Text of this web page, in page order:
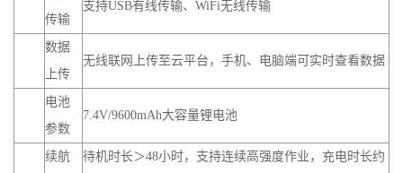
传输
支持USB有线传输、WiFi无线传输
数据
上传
无线联网上传至云平台，手机、电脑端可实时查看数据
电池
参数
7.4V/9600mAh大容量锂电池
续航 待机时长＞48小时，支持连续高强度作业，充电时长约